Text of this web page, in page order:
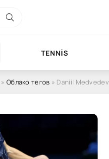
TENNIS
» Облако тегов » Daniil Medvedev